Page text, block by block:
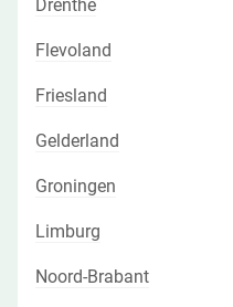
Drenthe
Flevoland
Friesland
Gelderland
Groningen
Limburg
Noord-Brabant